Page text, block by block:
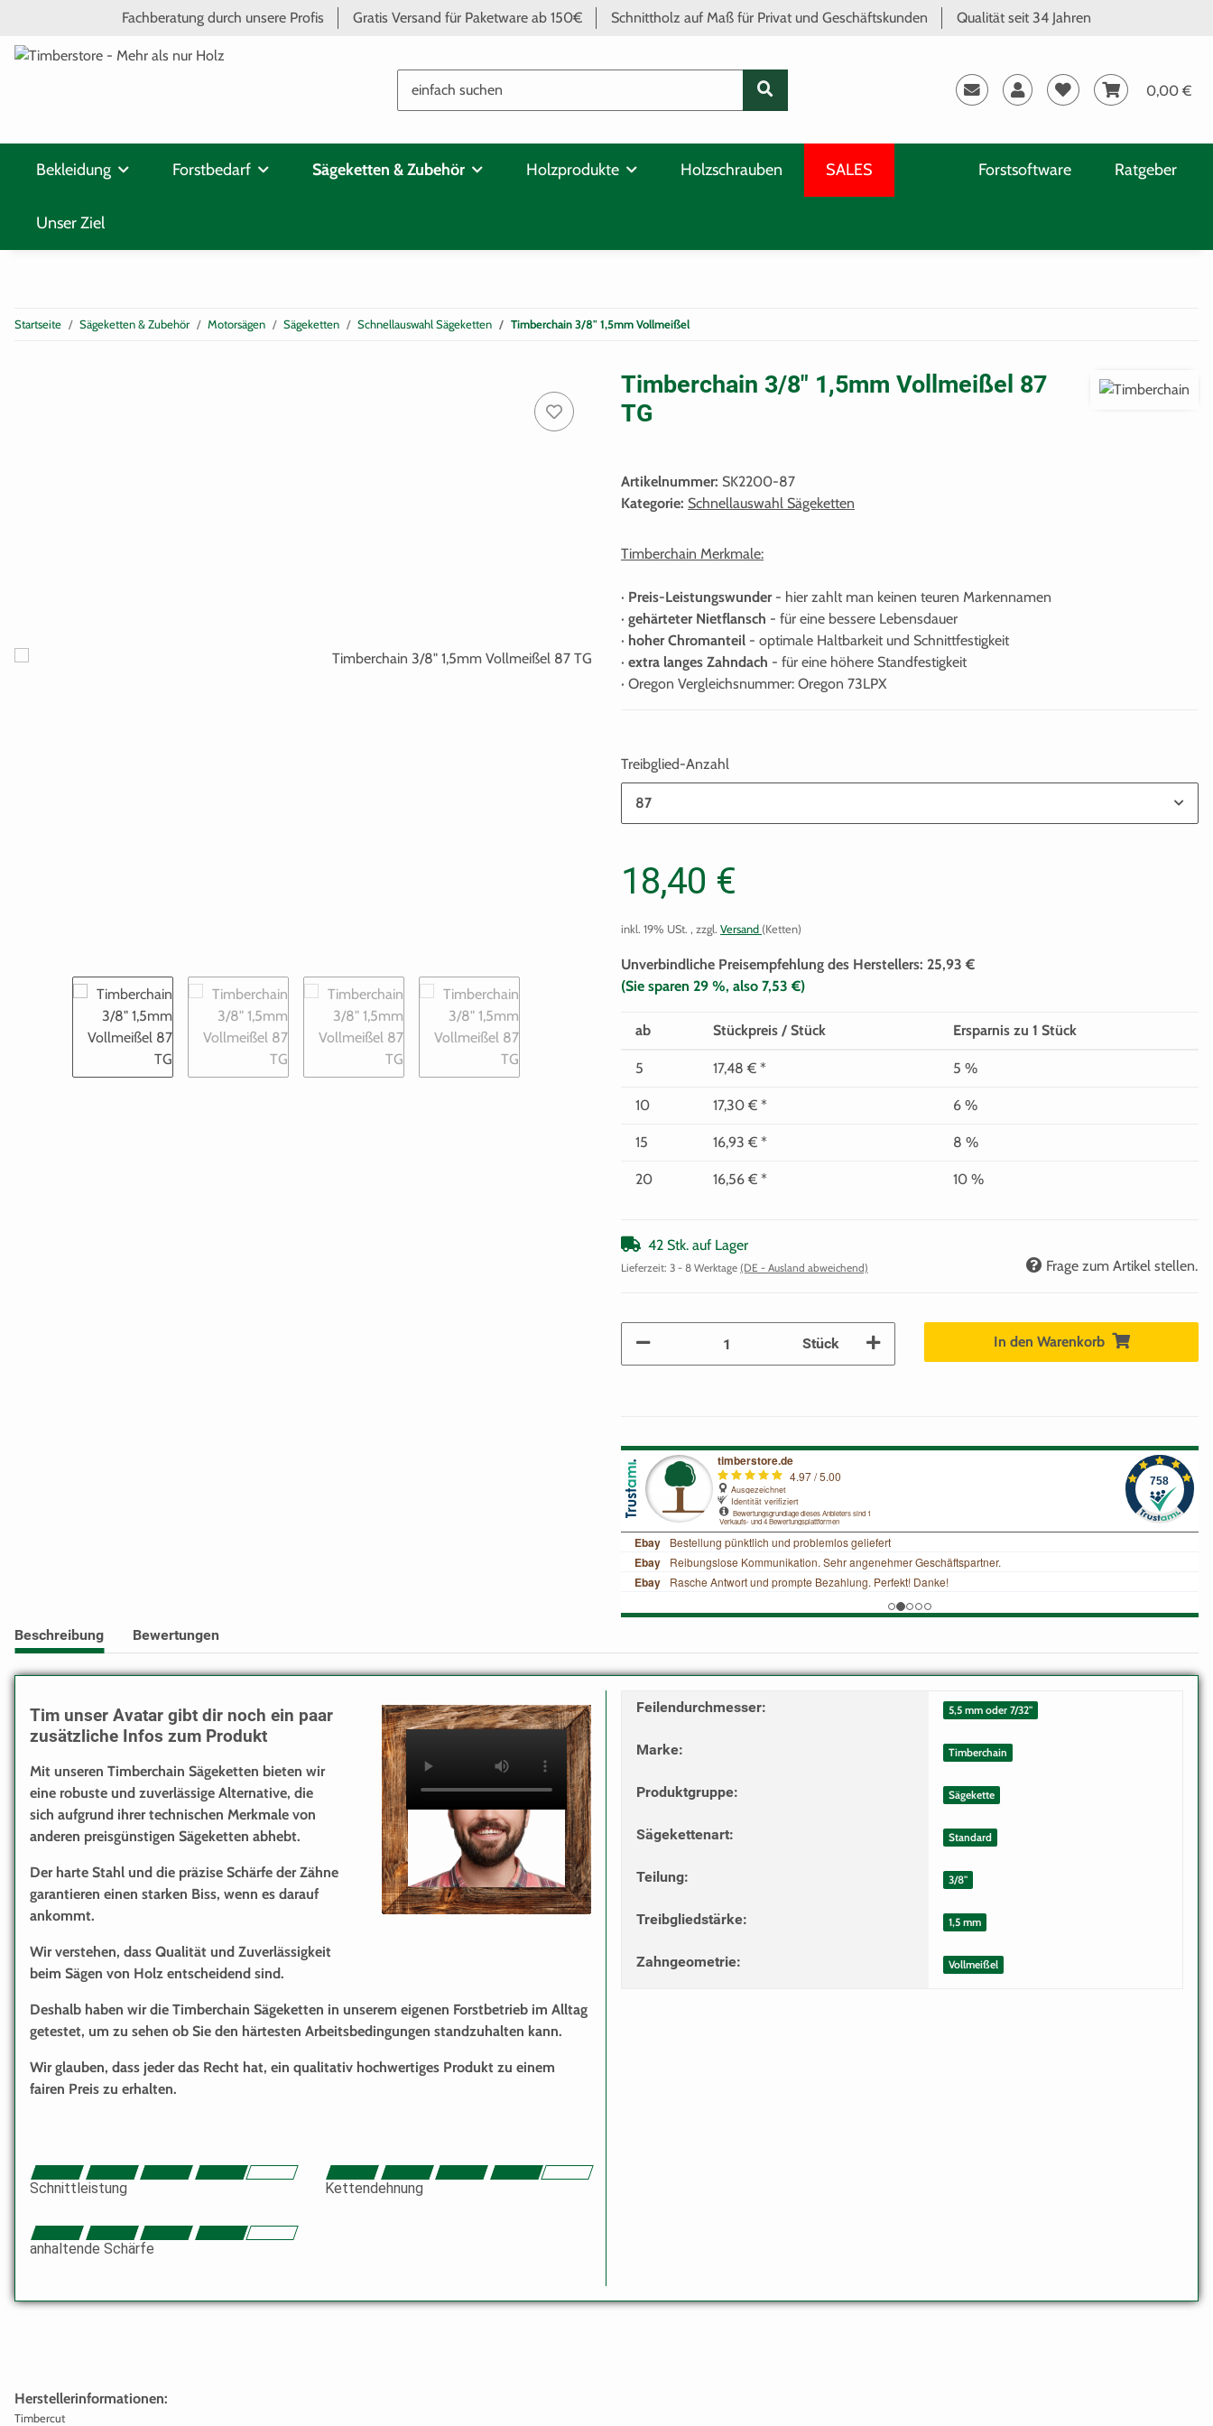
Fachberatung durch unsere Profis Gratis Versand für Paketware ab 150€ Schnittholz auf Maß für Privat und Geschäftskunden Qualität seit 34 Jahren
0,00 €
Bekleidung Forstbedarf Sägeketten & Zubehör Holzprodukte Holzschrauben SALES Forstsoftware Ratgeber
Unser Ziel
Startseite Sägeketten & Zubehör Motorsägen Sägeketten Schnellauswahl Sägeketten Timberchain 3/8" 1,5mm Vollmeißel
Timberchain 3/8" 1,5mm Vollmeißel 87
TG
Artikelnummer: SK2200-87
Kategorie: Schnellauswahl Sägeketten
Timberchain Merkmale:
· Preis-Leistungswunder- hier zahlt man keinen teuren Markennamen
· gehärteter Nietflansch - für eine bessere Lebensdauer
· hoher Chromanteil - optimale Haltbarkeit und Schnittfestigkeit
· extra langes Zahndach - für eine höhere Standfestigkeit
· Oregon Vergleichsnummer: Oregon 73LPX
Treibglied-Anzahl
87
18,40 €
inkl. 19% USt. , zzgl. Versand (Ketten)
Unverbindliche Preisempfehlung des Herstellers: 25,93 €
(Sie sparen 29 %, also 7,53 €)
ab Stückpreis / Stück Ersparnis zu 1 Stück
5 17,48 € * 5 %
10 17,30 € * 6 %
15 16,93 € * 8 %
20 16,56 € * 10 %
42 Stk. auf Lager
Lieferzeit: 3 - 8 Werktage (DE - Ausland abweichend) Frage zum Artikel stellen.
Stück In den Warenkorb
Beschreibung Bewertungen
Tim unser Avatar gibt dir noch ein paar
zusätzliche Infos zum Produkt
Mit unseren Timberchain Sägeketten bieten wir
eine robuste und zuverlässige Alternative, die
sich aufgrund ihrer technischen Merkmale von
anderen preisgünstigen Sägeketten abhebt.
Der harte Stahl und die präzise Schärfe der Zähne
garantieren einen starken Biss, wenn es darauf
ankommt.
Wir verstehen, dass Qualität und Zuverlässigkeit
beim Sägen von Holz entscheidend sind.
Deshalb haben wir die Timberchain Sägeketten in unserem eigenen Forstbetrieb im Alltag
getestet, um zu sehen ob Sie den härtesten Arbeitsbedingungen standzuhalten kann.
Wir glauben, dass jeder das Recht hat, ein qualitativ hochwertiges Produkt zu einem
fairen Preis zu erhalten.
Schnittleistung Kettendehnung
anhaltende Schärfe
Feilendurchmesser: 5,5 mm oder 7/32"
Marke: Timberchain
Produktgruppe: Sägekette
Sägekettenart: Standard
Teilung: 3/8"
Treibgliedstärke: 1,5 mm
Zahngeometrie: Vollmeißel
Herstellerinformationen:
Timbercut